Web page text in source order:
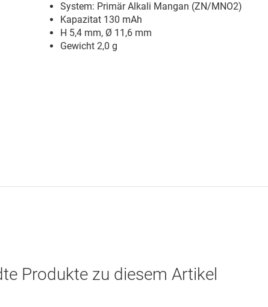
System: Primär Alkali Mangan (ZN/MNO2)
Kapazitat 130 mAh
H 5,4 mm, Ø 11,6 mm
Gewicht 2,0 g
Produkte zu diesem Artikel